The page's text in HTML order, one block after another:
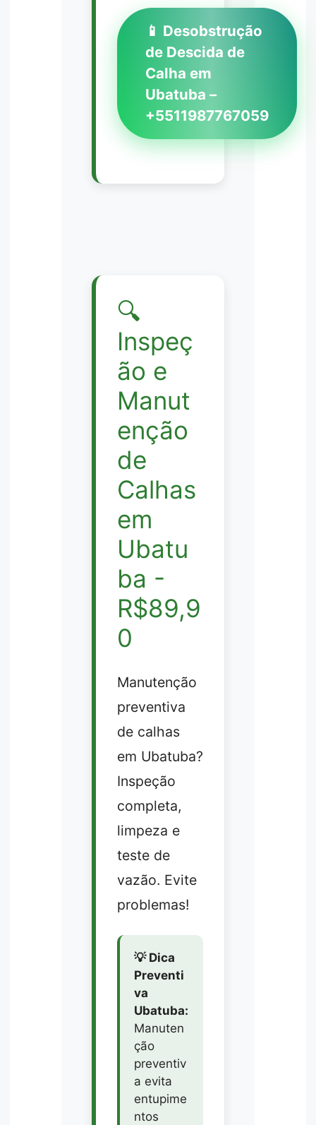
📱 Desobstrução
de Descida de
Calha em
Ubatuba –
+5511987767059
🔍
Inspeç
ão e
Manut
enção
de
Calhas
em
Ubatu
ba -
R$89,9
0
Manutenção
preventiva
de calhas
em Ubatuba?
Inspeção
completa,
limpeza e
teste de
vazão. Evite
problemas!
💡 Dica
Preventi
va
Ubatuba:
Manuten
ção
preventiv
a evita
entupime
ntos